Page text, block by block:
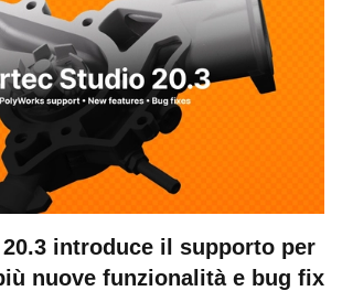
introduce il supporto per
nuove funzionalità e bug fix